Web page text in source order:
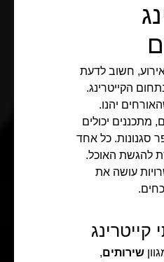
חשוב לדעת
הקייטרינג.
יהנו.
מתכננים יכולים
סגנונות. כל אחד
להגשת האוכל.
עושה את
קייטרינג
שירותים,